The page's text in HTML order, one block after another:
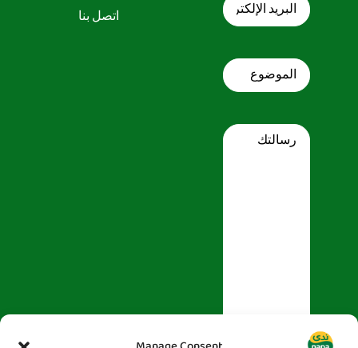
الإلكتروني
Subject
Message
اتصل بنا